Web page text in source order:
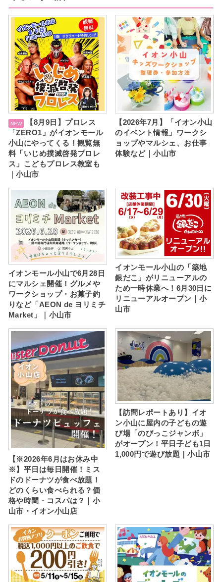
【8月9日】プロレス
「ZERO1」がイオンモール
小山にやってくる！観覧無
料「いじめ撲滅啓発プロレ
ス」こどもプロレス教室も
｜小山市
【2026年7月】「イオン小山
のイベント情報」ワークシ
ョップやマルシェ、お仕事
体験など｜小山市
イオンモール小山で6月28日
にマルシェ開催！グルメや
ワークショップ・お菓子釣
りなど「AEON de ヨリミチ
Market」｜小山市
イオンモール小山の「築地
銀だこ」がリニューアルの
ため一時休業へ！6月30日に
リニューアルオープン｜小
山市
【※2026年6月はお休み中
※】平日は毎日開催！ミス
ドのドーナツが食べ放題！
どのくらい食べられる？価
格や時間・コスパは？｜小
山市・イオン小山店
【訪問レポートあり】イオ
ン小山に屋内の子どもの遊
び場「のびっこジャンボ」
がオープン！平日子ども1日
1,000円で遊び放題｜小山市